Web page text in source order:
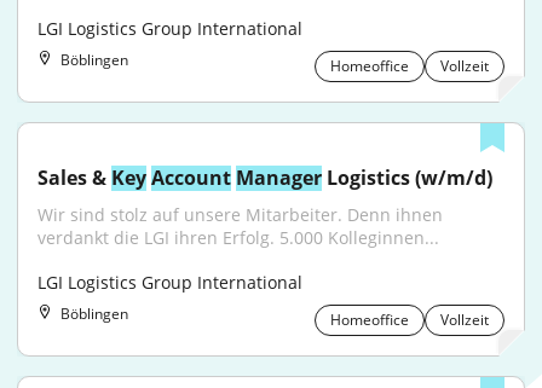
LGI Logistics Group International
Böblingen Homeoffice Vollzeit
Sales & KeyAccount Manager Logistics (w/m/d)
Wir sind stolz auf unsere Mitarbeiter. Denn ihnen
verdankt die LGI ihren Erfolg. 5.000 Kolleginnen...
LGI Logistics Group International
Böblingen Homeoffice Vollzeit